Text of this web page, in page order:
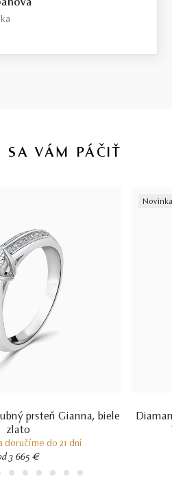
SA VÁM PÁČIŤ
prsteň Gianna, biele
zlato
doručíme do 21 dní
3 665 €
Novinka
5 6 7 8 9 10